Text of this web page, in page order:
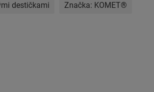
destičkami Značka: KOMET®